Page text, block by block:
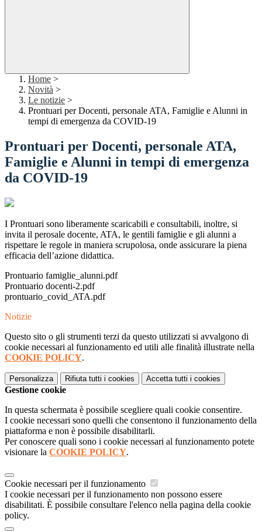
Home >
Novità >
Le notizie >
Prontuari per Docenti, personale ATA, Famiglie e Alunni in
tempi di emergenza da COVID-19
Prontuari per Docenti, personale ATA,
Famiglie e Alunni in tempi di emergenza
da COVID-19
I Prontuari sono liberamente scaricabili e consultabili, inoltre, si
invita il perosale docente, ATA, le gentili famiglie e gli alunni a
rispettare le regole in maniera scrupolosa, onde assicurare la piena
efficacia dell’azione didattica.
Prontuario famiglie_alunni.pdf
Prontuario docenti-2.pdf
prontuario_covid_ATA.pdf
Notizie
Questo sito o gli strumenti terzi da questo utilizzati si avvalgono di
cookie necessari al funzionamento ed utili alle finalità illustrate nella
COOKIE POLICY.
Personalizza Rifiuta tutti i cookies Accetta tutti i cookies
Gestione cookie
In questa schermata è possibile scegliere quali cookie consentire.
I cookie necessari sono quelli che consentono il funzionamento della
piattaforma e non è possibile disabilitarli.
Per conoscere quali sono i cookie necessari al funzionamento potete
visionare la COOKIE POLICY.
Cookie necessari per il funzionamento
I cookie necessari per il funzionamento non possono essere
disabilitati. È possibile consultare l'elenco nella pagina della cookie
policy.